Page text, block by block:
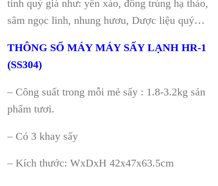
tính quý giá như: yến xào, đông trùng hạ thảo,
sâm ngọc linh, nhung hươu, Dược liệu quý…
THÔNG SỐ MÁY MÁY SẤY LẠNH HR-1
(SS304)
– Công suất trong mỗi mẻ sấy : 1.8-3.2kg sản
phẩm tươi.
– Có 3 khay sấy
– Kích thước: WxDxH 42x47x63.5cm